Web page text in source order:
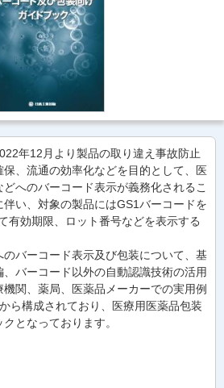
年12月より製品の取り違え事故防止
、流通の効率化などを目的として、医
へのバーコード表示が義務化されるこ
い、対象の製品にはGS1バーコードを
有効期限、ロット番号などを表示する
バーコード表示及び包装について、基
バーコード以外の自動認識技術の活用
関、薬局、医薬品メーカーでの実用例
ら構成されており、医療用医薬品包装
となっております。